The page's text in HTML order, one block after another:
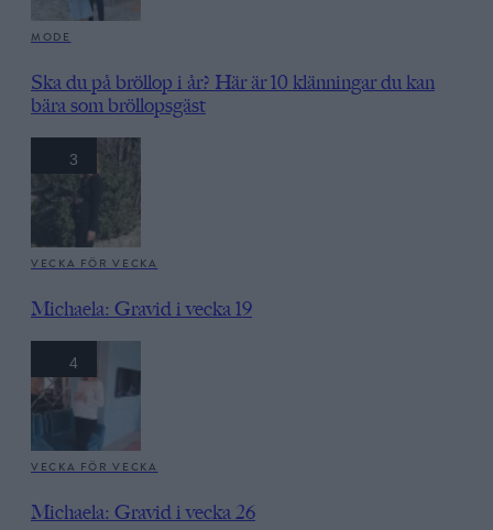
MODE
Ska du på bröllop i år? Här är 10 klänningar du kan
bära som bröllopsgäst
3
VECKA FÖR VECKA
Michaela: Gravid i vecka 19
4
VECKA FÖR VECKA
Michaela: Gravid i vecka 26